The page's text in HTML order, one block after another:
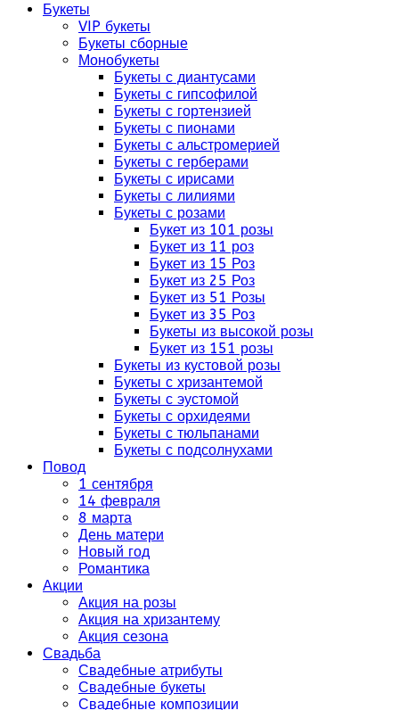
Букеты
VIP букеты
Букеты сборные
Монобукеты
Букеты с диантусами
Букеты с гипсофилой
Букеты с гортензией
Букеты с пионами
Букеты с альстромерией
Букеты с герберами
Букеты с ирисами
Букеты с лилиями
Букеты с розами
Букет из 101 розы
Букет из 11 роз
Букет из 15 Роз
Букет из 25 Роз
Букет из 51 Розы
Букет из 35 Роз
Букеты из высокой розы
Букет из 151 розы
Букеты из кустовой розы
Букеты с хризантемой
Букеты с эустомой
Букеты с орхидеями
Букеты с тюльпанами
Букеты с подсолнухами
Повод
1 сентября
14 февраля
8 марта
День матери
Новый год
Романтика
Акции
Акция на розы
Акция на хризантему
Акция сезона
Свадьба
Свадебные атрибуты
Свадебные букеты
Свадебные композиции